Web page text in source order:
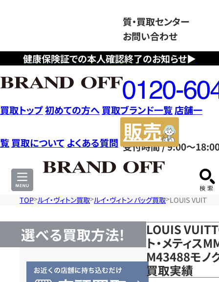
健康保険証での本人確認終了のお知らせ▶
質・買取センター
お問い合わせ
フ
リ
ー
ダ
イ
ヤ
ル
0120604117
受付時間 / 9:00～
買取トップ初めての方へ 買取ブランド一覧店舗一
覧 買取について よくある質問
サ
TOP ルイ・ヴィトン買取 ルイ・ヴィトン バッグ買取 LOUIS
選べる買取方法!
LOUIS
ト・メティス
M43488モノ
買取実績